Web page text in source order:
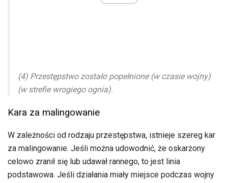
(4) Przestępstwo zostało popełnione (w czasie wojny)
(w strefie wrogiego ognia).
Kara za malingowanie
W zależności od rodzaju przestępstwa, istnieje szereg kar
za malingowanie. Jeśli można udowodnić, że oskarżony
celowo zranił się lub udawał rannego, to jest linia
podstawowa. Jeśli działania miały miejsce podczas wojny